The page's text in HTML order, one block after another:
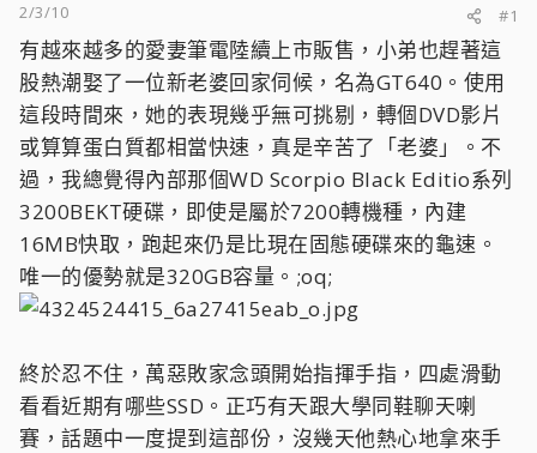
2/3/10
#1
有越來越多的愛妻筆電陸續上市販售，小弟也趕著這
股熱潮娶了一位新老婆回家伺候，名為GT640。使用
這段時間來，她的表現幾乎無可挑剔，轉個DVD影片
或算算蛋白質都相當快速，真是辛苦了「老婆」。不
過，我總覺得內部那個WD Scorpio Black Editio系列
3200BEKT硬碟，即使是屬於7200轉機種，內建
16MB快取，跑起來仍是比現在固態硬碟來的龜速。
唯一的優勢就是320GB容量。;oq;
終於忍不住，萬惡敗家念頭開始指揮手指，四處滑動
看看近期有哪些SSD。正巧有天跟大學同鞋聊天喇
賽，話題中一度提到這部份，沒幾天他熱心地拿來手